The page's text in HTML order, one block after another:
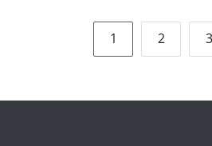
der
Beiträge
1 2 3